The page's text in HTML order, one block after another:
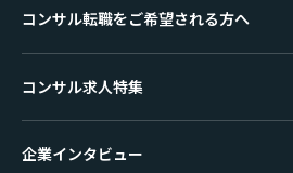
コンサル転職をご希望される方へ
コンサル求人特集
企業インタビュー